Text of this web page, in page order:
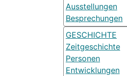
Ausstellungen
Besprechungen
GESCHICHTE
Zeitgeschichte
Personen
Entwicklungen